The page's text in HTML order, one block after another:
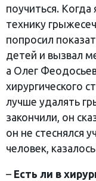
поучиться.
технику
попросил
детей и вызвал
а Олег
хирургического
лучше удалять
закончили, он
он не стеснялся
человек,
– Есть ли в